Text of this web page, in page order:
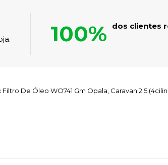
100% dos clientes
Filtro De Óleo WO741 Gm Opala, Caravan 2.5